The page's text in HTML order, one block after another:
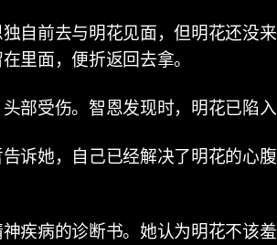
自前去与明花见面，但明花还没
里面，便折返回去拿。
部受伤。智恩发现时，明花已陷入
诉她，自己已经解决了明花的心
疾病的诊断书。她认为明花不该